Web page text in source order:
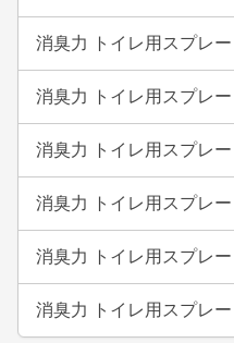
消臭力 トイレ用スプレ
消臭力 トイレ用スプレ
消臭力 トイレ用スプレ
消臭力 トイレ用スプレ
消臭力 トイレ用スプレ
消臭力 トイレ用スプレ